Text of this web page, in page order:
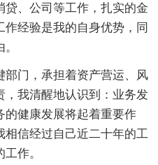
、公司等工作，扎实的金
经验是我的自身优势，同
门，承担着资产营运、风
，我清醒地认识到：业务发
的健康发展将起着重要作
相信经过自己近二十年的工
作。